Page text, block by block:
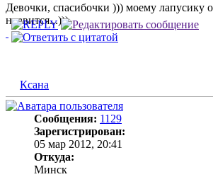
Девочки, спасибочки ))) моему лапусику
нравится...)))
Ксана
Сообщения: 1129
Зарегистрирован:
05 мар 2012, 20:41
Откуда:
Минск